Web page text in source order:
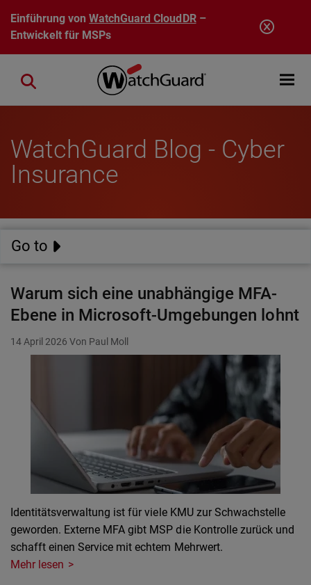
Direkt zum Inhalt
Einführung vonWatchGuard CloudDR–
Entwickelt für MSPs
Open
Close search
WatchGuard Blog - Cyber
Insurance
Go to
Warum sich eine unabhängige MFA-
Ebene in Microsoft-Umgebungen lohnt
14 April 2026 Von Paul Moll
Identitätsverwaltung ist für viele KMU zur Schwachstelle
geworden. Externe MFA gibt MSP die Kontrolle zurück und
schafft einen Service mit echtem Mehrwert.
Mehr lesen